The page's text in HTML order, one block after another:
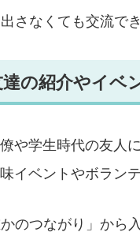
さなくても交流で
の紹介やイベ
僚や学生時代の友人
イベントやボラン
のつながり」から